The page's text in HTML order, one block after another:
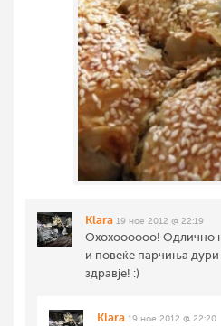
Klara 19 ное 2012 @ 22:19
Охохоооооо! Одлично
и повеќе парчиња дури
здравје! :)
Klara 19 ное 2012 @ 22:20